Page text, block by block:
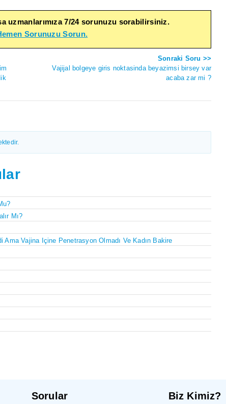
uzmanlarımıza 7/24 sorunuzu sorabilirsiniz.
Sorunuzu Sorun.
Sonraki Soru >>
Vajijal bolgeye giris noktasinda beyazimsi birsey var
acaba zar mi ?
Mı?
Vajina Içine Penetrasyon Olmadı Ve Kadın Bakire
Sorular Biz Kimiz?